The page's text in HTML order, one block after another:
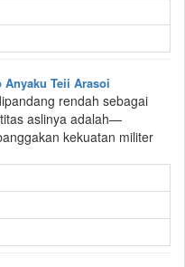
Teii Arasoi
rendah sebagai
aslinya adalah—
kekuatan militer